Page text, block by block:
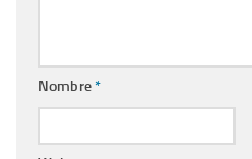
Nombre*